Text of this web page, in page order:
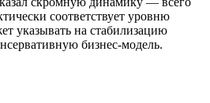
соответствует уровню
указывать на стабилизацию
бизнес-модель.